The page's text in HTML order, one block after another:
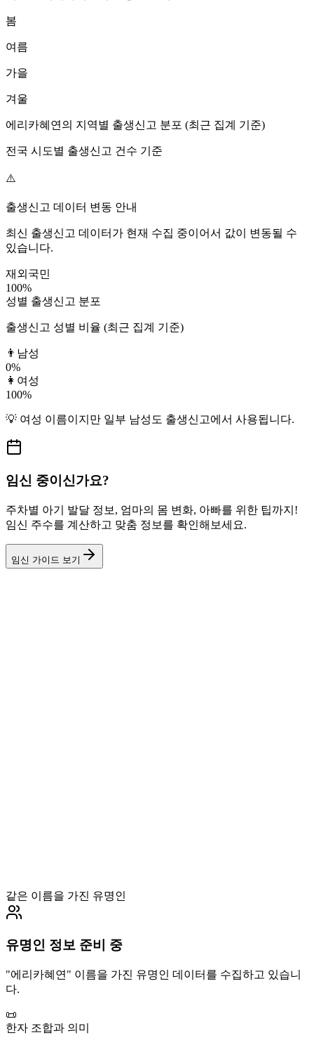
봄
여름
가을
겨울
에리카혜연 의 지역별 출생신고 분포 (최근 집계 기준)
전국 시도별 출생신고 건수 기준
⚠️
출생신고 데이터 변동 안내
최신 출생신고 데이터가 현재 수집 중이어서 값이 변동될 수
있습니다.
재외국민
100%
성별 출생신고 분포
출생신고 성별 비율 (최근 집계 기준)
👨 남성
0%
👩 여성
100%
💡 여성 이름이지만 일부 남성도 출생신고에서 사용됩니다.
임신 중이신가요?
주차별 아기 발달 정보, 엄마의 몸 변화, 아빠를 위한 팁까지!
임신 주수를 계산하고 맞춤 정보를 확인해보세요.
임신 가이드 보기
같은 이름을 가진 유명인
유명인 정보 준비 중
"에리카혜연 " 이름을 가진 유명인 데이터를 수집하고 있습니
다.
📜
한자 조합과 의미